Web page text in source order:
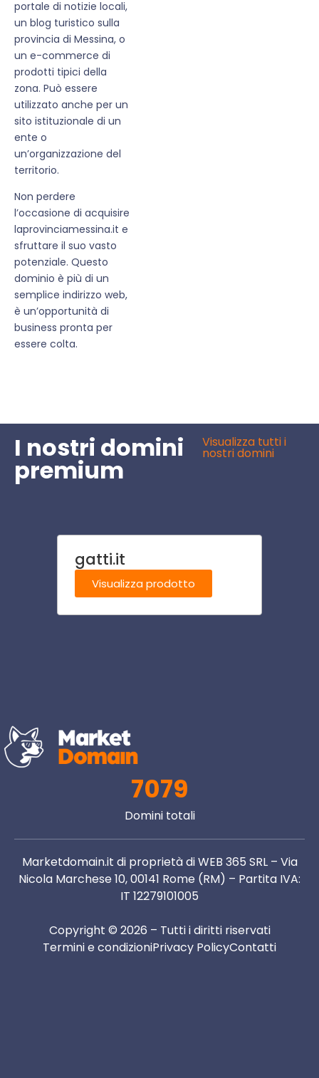
portale di notizie locali,
un blog turistico sulla
provincia di Messina, o
un e-commerce di
prodotti tipici della
zona. Può essere
utilizzato anche per un
sito istituzionale di un
ente o
un’organizzazione del
territorio.
Non perdere
l’occasione di acquisire
laprovinciamessina.it e
sfruttare il suo vasto
potenziale. Questo
dominio è più di un
semplice indirizzo web,
è un’opportunità di
business pronta per
essere colta.
I nostri domini
premium
Visualizza tutti i
nostri domini
gatti.it
Visualizza prodotto
7079
Domini totali
Marketdomain.it di proprietà di WEB 365 SRL – Via
Nicola Marchese 10, 00141 Rome (RM) – Partita IVA:
IT 12279101005
Copyright © 2026 – Tutti i diritti riservati
Termini e condizioniPrivacy PolicyContatti